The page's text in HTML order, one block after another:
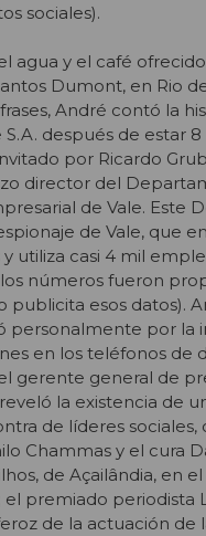
sociales).
agua y el café
Dumont, en Rio
André contó la
S.A. después de estar
por Ricardo
director del
de Vale. Este
de Vale, que
utiliza casi 4 mil
números fueron
publicita esos datos).
personalmente por la
en los teléfonos de
gerente general de
la existencia de
de líderes sociales,
Chammas y el cura
de Açailândia, en
el premiado periodista
de la actuación de